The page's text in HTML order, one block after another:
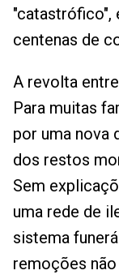
"catastrófico",
centenas de
A revolta
Para muitas
por uma nova
dos restos
Sem
uma rede de
sistema
remoções